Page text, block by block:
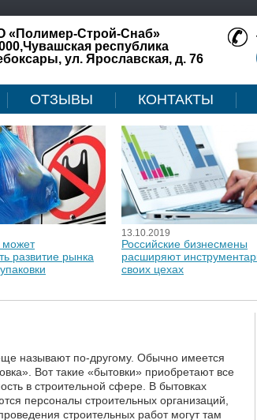
«Полимер-Строй-Снаб»
республика
ул. Ярославская, д. 76
ОТЗЫВЫ КОНТАКТЫ
может
развитие рынка
13.10.2019
Российские бизнесмены
расширяют
своих цехах
называют по-другому. Обычно имеется
Вот такие «бытовки» приобретают все
в строительной сфере. В бытовках
персоналы строительных организаций,
строительных работ могут там